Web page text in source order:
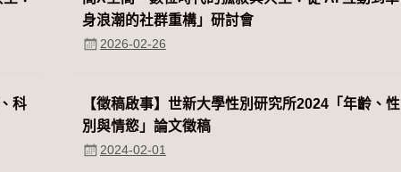
身浪潮的社群重構」研討會
2026-02-26
科
【徵稿啟事】世新大學性別研究所2024「年齡、性
別與情慾」論文徵稿
2024-02-01